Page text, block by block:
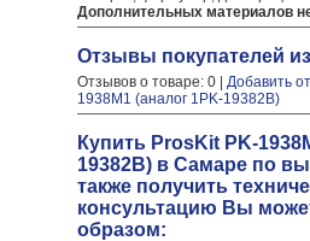
Дополнительных материалов
Отзывы покупателей
Отзывов о товаре: 0 | Добавить
1938M1 (аналог 1PK-19382B)
Купить ProsKit PK-
19382B) в Самаре по
также получить
консультацию Вы
образом: